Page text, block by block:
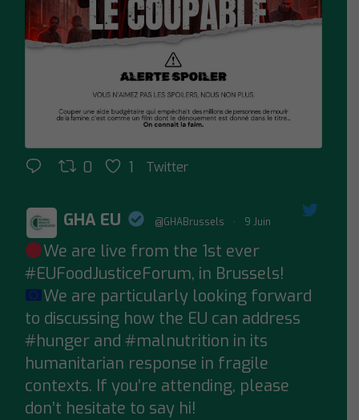
0 1 Twitter
;
GHA EU @GHABrussels · 9 Juin
We are live from the 1st ever
#EUFoodJusticeForum, in Brussels!
We are particularly looking forward
to discussing how the EU can address
#hungerand #malnutrition in its
humanitarian response in fragile
contexts. If you’re attending, please
don’t hesitate to say hi!